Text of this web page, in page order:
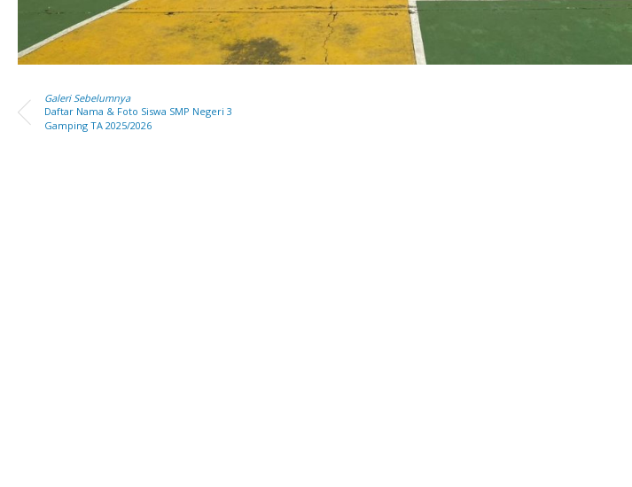
Galeri Sebelumnya
Daftar Nama & Foto Siswa SMP Negeri 3
Gamping TA 2025/2026